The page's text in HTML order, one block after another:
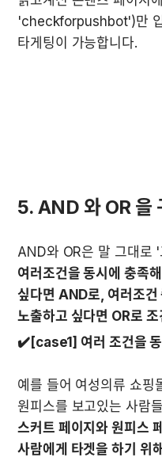
'checkforpushbot')만
타게팅이 가능합니다.
5. AND 와 OR 을
여러조건을 동시에 충족
싶다면 AND로, 여러조건
노출하고 싶다면 OR로
✔️[case1] 여러 조건을
예를 들어 여성의류 쇼핑
스커트 페이지와 원피스
사람에게 타겟을 하기 위